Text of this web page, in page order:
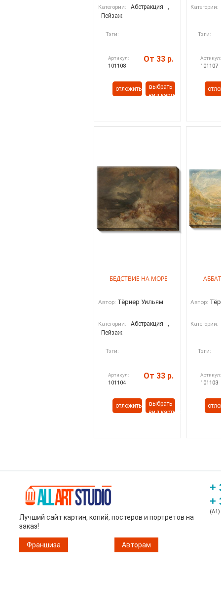
Категории: Абстракция
,
Пейзаж
Тэги:
Артикул:
101108
От 33 р.
отложить
выбрать
вид картины
Категории:
Тэги:
Артикул:
101107
БЕДСТВИЕ НА МОРЕ
Автор: Тёрнер Уильям
Категории: Абстракция
,
Пейзаж
Тэги:
Артикул:
101104
От 33 р.
отложить
выбрать
вид картины
Автор:
Категории:
Тэги:
Артикул:
101103
Лучший сайт картин, копий, постеров и портретов на
заказ!
Франшиза Авторам
+
+